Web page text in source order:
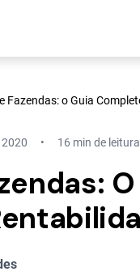
Fazendas: o Guia
2020 16 min de leitura